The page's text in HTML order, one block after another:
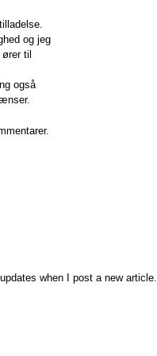
og jeg
til
også
when I post a new article.